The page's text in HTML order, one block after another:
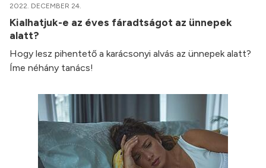
2022. DECEMBER 24.
Kialhatjuk-e az éves fáradtságot az ünnepek
alatt?
Hogy lesz pihentető a karácsonyi alvás az ünnepek alatt?
Íme néhány tanács!